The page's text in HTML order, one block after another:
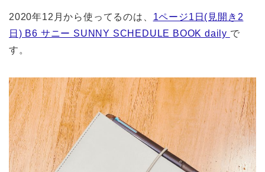
2020年12月から使ってるのは、 1ページ1日(見開き2
日) B6 サニー SUNNY SCHEDULE BOOK daily で
す。